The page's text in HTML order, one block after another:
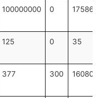
100000000 0 17586
125 0 35
377 300 16080